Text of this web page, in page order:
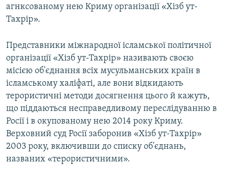
агнксованому нею Криму організації «Хізб ут-
Тахрір».
Представники міжнародної ісламської політичної
організації «Хізб ут-Тахрір» називають своєю
місією об'єднання всіх мусульманських країн в
ісламському халіфаті, але вони відкидають
терористичні методи досягнення цього й кажуть,
що піддаються несправедливому переслідуванню в
Росії і в окупованому нею 2014 року Криму.
Верховний суд Росії заборонив «Хізб ут-Тахрір»
2003 року, включивши до списку об'єднань,
названих «терористичними».